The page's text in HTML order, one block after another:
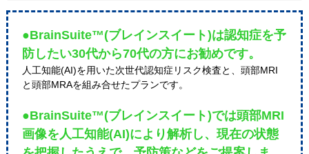
●BrainSuite™(ブレインスイート)は認知症を予
防したい30代から70代の方にお勧めです。
人工知能(AI)を用いた次世代認知症リスク検査と、頭部MRI
と頭部MRAを組み合せたプランです。
●BrainSuite™(ブレインスイート)では頭部MRI
画像を人工知能(AI)により解析し、現在の状態